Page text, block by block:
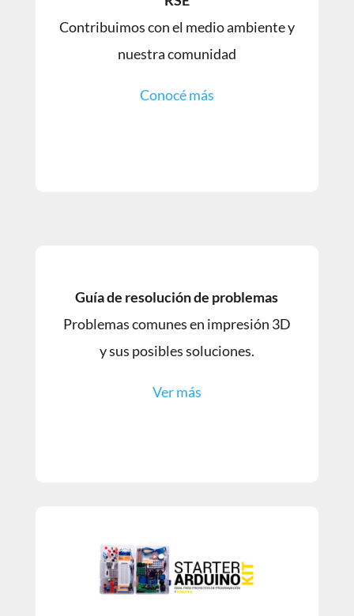
Contribuimos con el medio ambiente y
nuestra comunidad
Conocé más
Guía de resolución de problemas
Problemas comunes en impresión 3D
y sus posibles soluciones.
Ver más